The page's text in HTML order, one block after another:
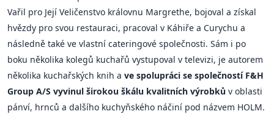
Vařil pro Její Veličenstvo královnu Margrethe, bojoval a získal
hvězdy pro svou restauraci, pracoval v Káhiře a Curychu a
následně také ve vlastní cateringové společnosti. Sám i po
boku několika kolegů kuchařů vystupoval v televizi, je autorem
několika kuchařských knih a ve spolupráci se společností F&H
Group A/S vyvinul širokou škálu kvalitních výrobků v oblasti
pánví, hrnců a dalšího kuchyňského náčiní pod názvem HOLM.